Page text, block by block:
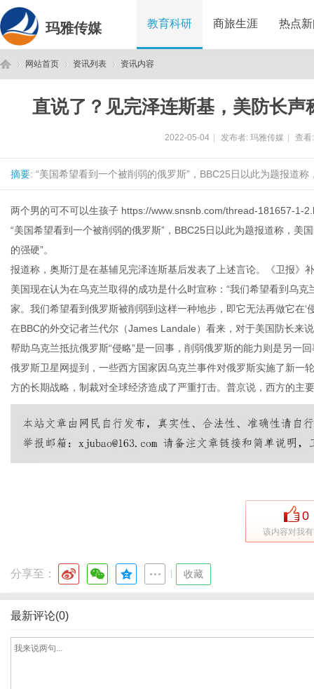
玛雅传媒 教育科研 商旅生涯 热点
网站首页 资讯列表 资讯内容
直说了？见完泽连斯基，美防长
2022-05-04 发布者: 玛雅传媒 查
摘要: “美国希望看到一个被削弱的俄罗斯”，BBC25日以此为题报道
两个男的可不可以生孩子 https://www.snsnb.com/thread-181657-1-
“美国希望看到一个被削弱的俄罗斯”，BBC25日以此为题报道称，美
的强硬”。
报道称，奥斯汀是在基辅见完泽连斯基后发表了上述言论。《卫报》
美国现在认为在乌克兰取得的成功是什么时宣称：“我们希望看到乌
家。我们希望看到俄罗斯被削弱到这样一种地步，即它无法再做它在‘
在BBC的外交记者兰代尔（James Landale）看来，对于美国防长来
帮助乌克兰抵抗俄罗斯“侵略”是一回事，削弱俄罗斯的能力则是另一
俄罗斯卫星网提到，一些西方国家因乌克兰事件对俄罗斯实施了新一
方的长期战略，制裁对全球经济造成了严重打击。普京说，西方的主
0
该内容对我
分享至： 收藏
最新评论(0)